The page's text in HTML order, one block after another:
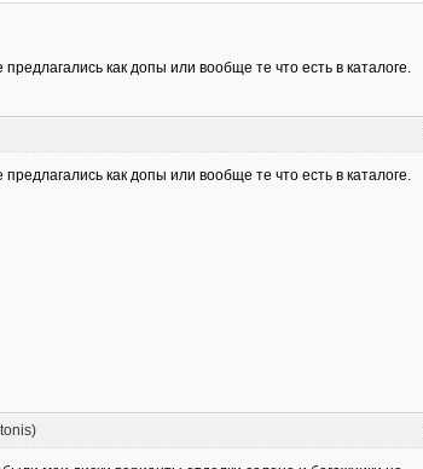
как допы или вообще те что есть в каталоге.
как допы или вообще те что есть в каталоге.